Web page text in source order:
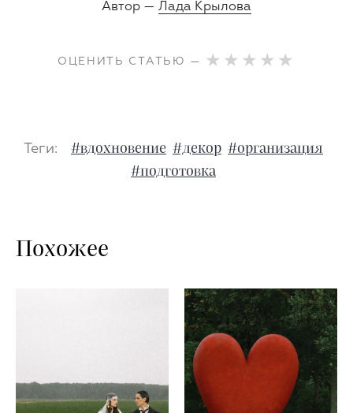
Автор — Лада Крылова
ОЦЕНИТЬ СТАТЬЮ —
Теги: #вдохновение #декор #организация
#подготовка
Похожее